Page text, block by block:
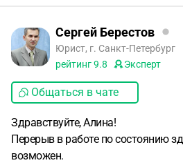
Сергей Берестов
Юрист, г. Санкт-Петербург
рейтинг9.8 Эксперт
Общаться в чате
Здравствуйте, Алина!
Перерыв в работе по состоянию
возможен.